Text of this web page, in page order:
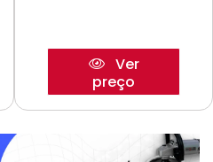
Ver
preço